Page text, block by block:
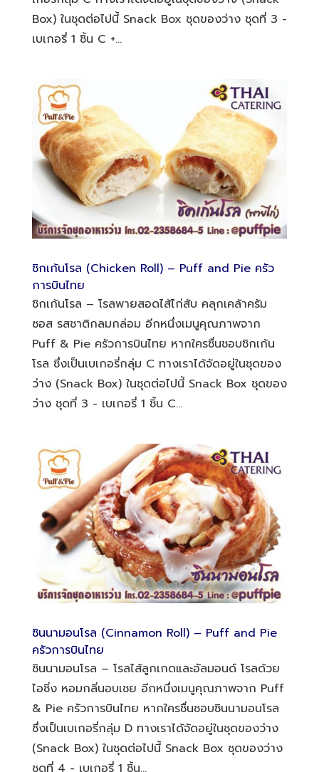
Box) ในชุดต่อไปนี้ Snack Box ชุดของว่าง ชุดที่ 3 -
เบเกอรี่ 1 ชิ้น C +...
ชิกเก้นโรล (Chicken Roll) – Puff and Pie ครัว
การบินไทย
ชิกเก้นโรล – โรลพายสอดไส้ไก่สับ คลุกเคล้าครัม
ซอส รสชาติกลมกล่อม อีกหนึ่งเมนูคุณภาพจาก
Puff & Pie ครัวการบินไทย หากใครชื่นชอบชิกเก้น
โรล ซึ่งเป็นเบเกอรี่กลุ่ม C ทางเราได้จัดอยู่ในชุดของ
ว่าง (Snack Box) ในชุดต่อไปนี้ Snack Box ชุดของ
ว่าง ชุดที่ 3 - เบเกอรี่ 1 ชิ้น C...
ซินนามอนโรล (Cinnamon Roll) – Puff and Pie
ครัวการบินไทย
ซินนามอนโรล – โรลไส้ลูกเกดและอัลมอนด์ โรลด้วย
ไอซิ่ง หอมกลิ่นอบเชย อีกหนึ่งเมนูคุณภาพจาก Puff
& Pie ครัวการบินไทย หากใครชื่นชอบซินนามอนโรล
ซึ่งเป็นเบเกอรี่กลุ่ม D ทางเราได้จัดอยู่ในชุดของว่าง
(Snack Box) ในชุดต่อไปนี้ Snack Box ชุดของว่าง
ชุดที่ 4 - เบเกอรี่ 1 ชิ้น...